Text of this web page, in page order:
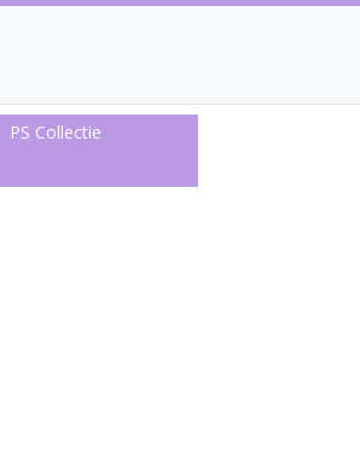
PS Collectie